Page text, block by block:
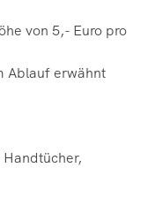
von 5,- Euro pro
Ablauf erwähnt